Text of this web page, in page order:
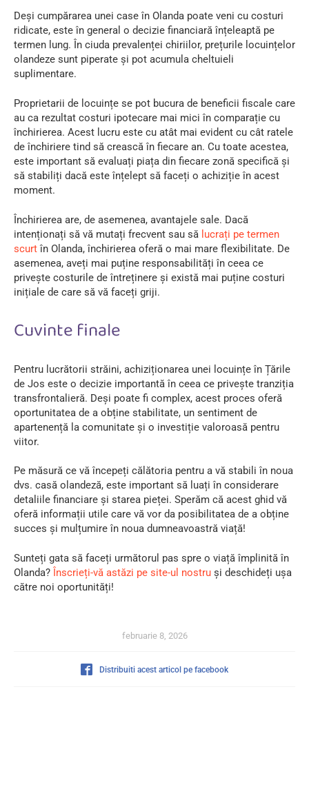
Deși cumpărarea unei case în Olanda poate veni cu costuri
ridicate, este în general o decizie financiară înțeleaptă pe
termen lung. În ciuda prevalenței chiriilor, prețurile locuințelor
olandeze sunt piperate și pot acumula cheltuieli
suplimentare.
Proprietarii de locuințe se pot bucura de beneficii fiscale care
au ca rezultat costuri ipotecare mai mici în comparație cu
închirierea. Acest lucru este cu atât mai evident cu cât ratele
de închiriere tind să crească în fiecare an. Cu toate acestea,
este important să evaluați piața din fiecare zonă specifică și
să stabiliți dacă este înțelept să faceți o achiziție în acest
moment.
Închirierea are, de asemenea, avantajele sale. Dacă
intenționați să vă mutați frecvent sau să lucrați pe termen
scurt în Olanda, închirierea oferă o mai mare flexibilitate. De
asemenea, aveți mai puține responsabilități în ceea ce
privește costurile de întreținere și există mai puține costuri
inițiale de care să vă faceți griji.
Cuvinte finale
Pentru lucrătorii străini, achiziționarea unei locuințe în Țările
de Jos este o decizie importantă în ceea ce privește tranziția
transfrontalieră. Deși poate fi complex, acest proces oferă
oportunitatea de a obține stabilitate, un sentiment de
apartenență la comunitate și o investiție valoroasă pentru
viitor.
Pe măsură ce vă începeți călătoria pentru a vă stabili în noua
dvs. casă olandeză, este important să luați în considerare
detaliile financiare și starea pieței. Sperăm că acest ghid vă
oferă informații utile care vă vor da posibilitatea de a obține
succes și mulțumire în noua dumneavoastră viață!
Sunteți gata să faceți următorul pas spre o viață împlinită în
Olanda? Înscrieți-vă astăzi pe site-ul nostru și deschideți ușa
către noi oportunități!
februarie 8, 2026
Distribuiti acest articol pe facebook